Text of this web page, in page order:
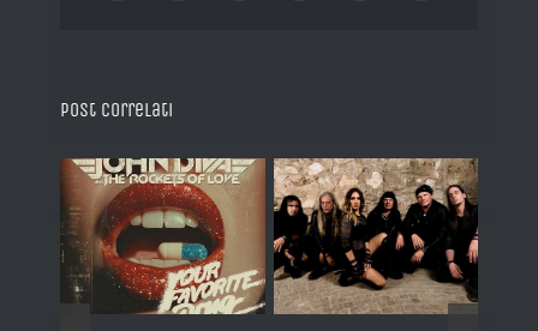
Post correlati